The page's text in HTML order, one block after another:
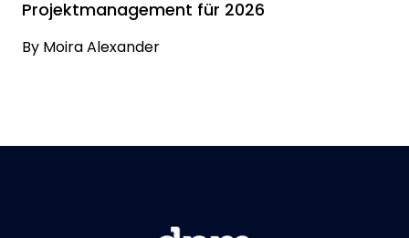
Projektmanagement für 2026
By Moira Alexander